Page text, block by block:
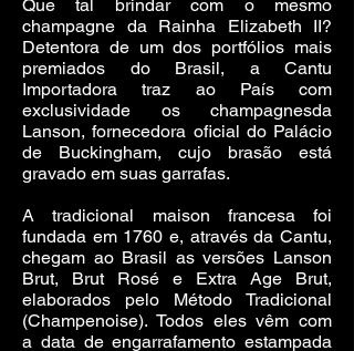
Que tal brindar com o mesmo
champagne da Rainha Elizabeth II?
Detentora de um dos portfólios mais
premiados do Brasil, a Cantu
Importadora traz ao País com
exclusividade os champagnesda
Lanson, fornecedora oficial do Palácio
de Buckingham, cujo brasão está
gravado em suas garrafas.
A tradicional maison francesa foi
fundada em 1760 e, através da Cantu,
chegam ao Brasil as versões Lanson
Brut, Brut Rosé e Extra Age Brut,
elaborados pelo Método Tradicional
(Champenoise). Todos eles vêm com
a data de engarrafamento estampada